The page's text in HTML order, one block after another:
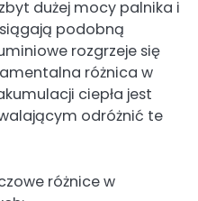
dużej mocy palnika i
podobną
rozgrzeje się
różnica w
ciepła jest
odróżnić te
różnice w